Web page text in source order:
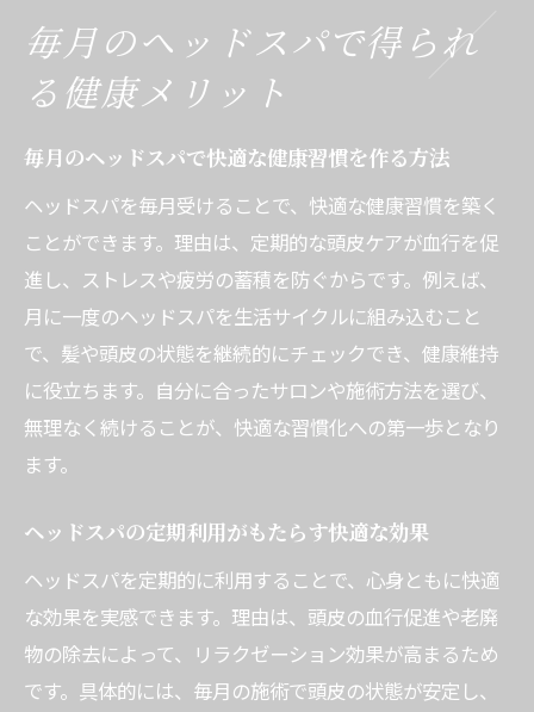
毎月のヘッドスパで得られ
る健康メリット
毎月のヘッドスパで快適な健康習慣を作る方法
ヘッドスパを毎月受けることで、快適な健康習慣を築く
ことができます。理由は、定期的な頭皮ケアが血行を促
進し、ストレスや疲労の蓄積を防ぐからです。例えば、
月に一度のヘッドスパを生活サイクルに組み込むこと
で、髪や頭皮の状態を継続的にチェックでき、健康維持
に役立ちます。自分に合ったサロンや施術方法を選び、
無理なく続けることが、快適な習慣化への第一歩となり
ます。
ヘッドスパの定期利用がもたらす快適な効果
ヘッドスパを定期的に利用することで、心身ともに快適
な効果を実感できます。理由は、頭皮の血行促進や老廃
物の除去によって、リラクゼーション効果が高まるため
です。具体的には、毎月の施術で頭皮の状態が安定し、